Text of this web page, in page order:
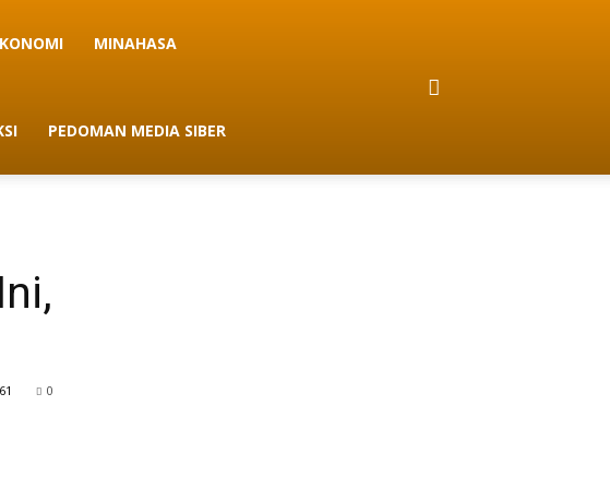
MINAHASA
PEDOMAN MEDIA SIBER
0